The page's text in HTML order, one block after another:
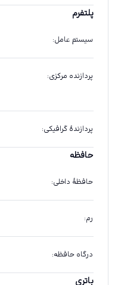
پلتفرم
سیستم عامل:
پردازنده مرکزی:
پردازندهٔ گرافیکی:
حافظه
حافظهٔ داخلی:
رم:
درگاه حافظه:
باتری